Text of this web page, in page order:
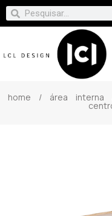
home / área interna